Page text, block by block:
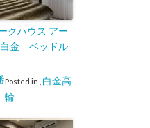
クハウス アー
白金 ベッドル
Posted in
白金高
輪